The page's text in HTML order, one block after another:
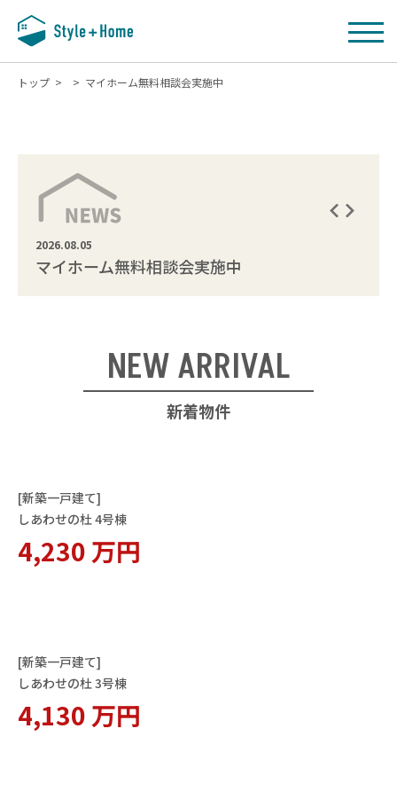
トップ > > マイホーム無料相談会実施中
自分らしい暮らしを家づくりから
2026.08.05
マイホーム無料相談会実施中
NEW ARRIVAL
新着物件
[新築一戸建て]
しあわせの杜 4号棟
4,230 万円
[新築一戸建て]
しあわせの杜 3号棟
4,130 万円